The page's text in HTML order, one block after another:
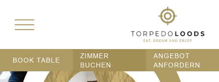
BOOK TABLE
ZIMMER
BUCHEN
ANGEBOT
ANFORDERN